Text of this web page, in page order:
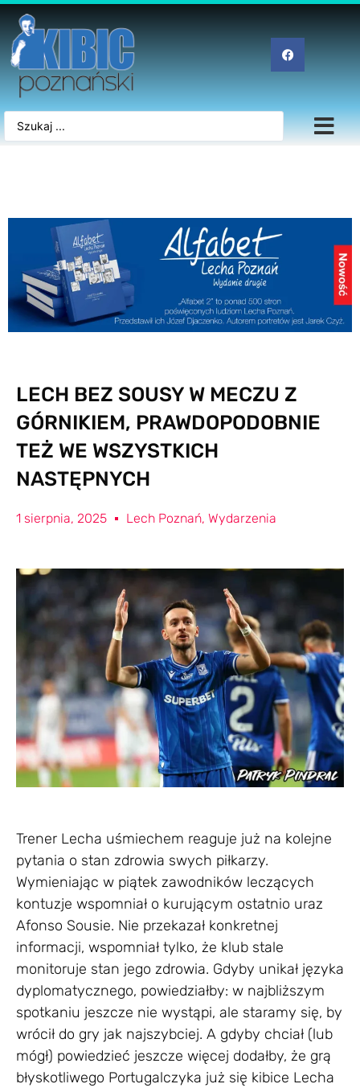
LECH BEZ SOUSY W MECZU Z
GÓRNIKIEM, PRAWDOPODOBNIE
TEŻ WE WSZYSTKICH
NASTĘPNYCH
1 sierpnia, 2025 Lech Poznań, Wydarzenia
Trener Lecha uśmiechem reaguje już na kolejne
pytania o stan zdrowia swych piłkarzy.
Wymieniając w piątek zawodników leczących
kontuzje wspomniał o kurującym ostatnio uraz
Afonso Sousie. Nie przekazał konkretnej
informacji, wspomniał tylko, że klub stale
monitoruje stan jego zdrowia. Gdyby unikał języka
dyplomatycznego, powiedziałby: w najbliższym
spotkaniu jeszcze nie wystąpi, ale staramy się, by
wrócił do gry jak najszybciej. A gdyby chciał (lub
mógł) powiedzieć jeszcze więcej dodałby, że grą
błyskotliwego Portugalczyka już się kibice Lecha